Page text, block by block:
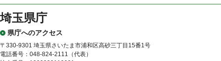
埼玉県庁
県庁へのアクセス
〒330-9301 埼玉県さいたま市浦和区高砂三丁目15番1号
電話番号：048-824-2111（代表）